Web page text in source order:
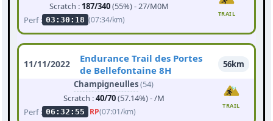
Scratch : 187/340(55%) - 27/M0M
Perf : 03:30:18 (07:34/km)
TRAIL
11/11/2022
Endurance Trail des Portes
de Bellefontaine 8H
56km
Champigneulles(54)
Scratch :40/70(57.14%) - /M
Perf : 06:32:55 RP(07:01/km)
TRAIL